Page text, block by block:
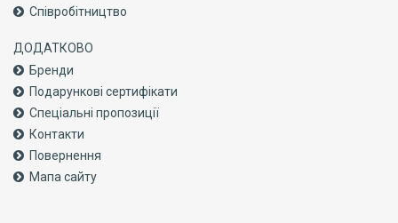
Співробітництво
ДОДАТКОВО
Бренди
Подарункові сертифікати
Спеціальні пропозиції
Контакти
Повернення
Мапа сайту